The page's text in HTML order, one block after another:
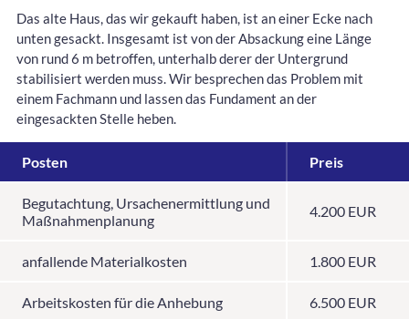
Das alte Haus, das wir gekauft haben, ist an einer Ecke nach
unten gesackt. Insgesamt ist von der Absackung eine Länge
von rund 6 m betroffen, unterhalb derer der Untergrund
stabilisiert werden muss. Wir besprechen das Problem mit
einem Fachmann und lassen das Fundament an der
eingesackten Stelle heben.
Posten Preis
Begutachtung, Ursachenermittlung und
Maßnahmenplanung
4.200 EUR
anfallende Materialkosten 1.800 EUR
Arbeitskosten für die Anhebung 6.500 EUR